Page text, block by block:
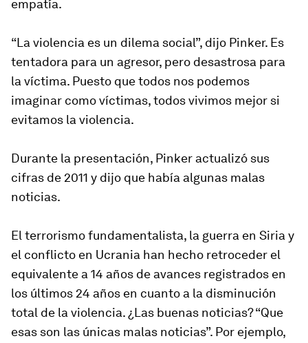
empatía.
“La violencia es un dilema social”, dijo Pinker. Es
tentadora para un agresor, pero desastrosa para
la víctima. Puesto que todos nos podemos
imaginar como víctimas, todos vivimos mejor si
evitamos la violencia.
Durante la presentación, Pinker actualizó sus
cifras de 2011 y dijo que había algunas malas
noticias.
El terrorismo fundamentalista, la guerra en Siria y
el conflicto en Ucrania han hecho retroceder el
equivalente a 14 años de avances registrados en
los últimos 24 años en cuanto a la disminución
total de la violencia. ¿Las buenas noticias? “Que
esas son las únicas malas noticias”. Por ejemplo,